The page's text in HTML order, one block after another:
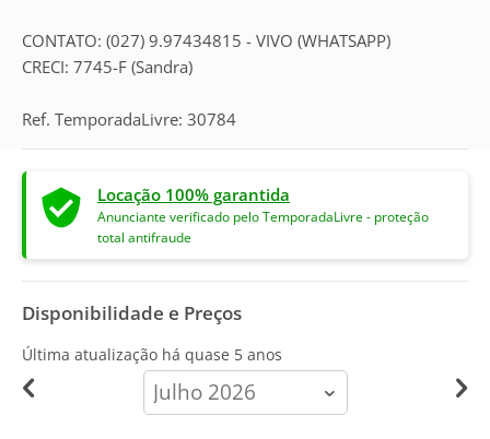
CONTATO: (027) 9.97434815 - VIVO (WHATSAPP)
CRECI: 7745-F (Sandra)
Ref. TemporadaLivre: 30784
Locação 100% garantida
Anunciante verificado pelo TemporadaLivre - proteção
total antifraude
Disponibilidade e Preços
Última atualização há quase 5 anos
calendar-
month